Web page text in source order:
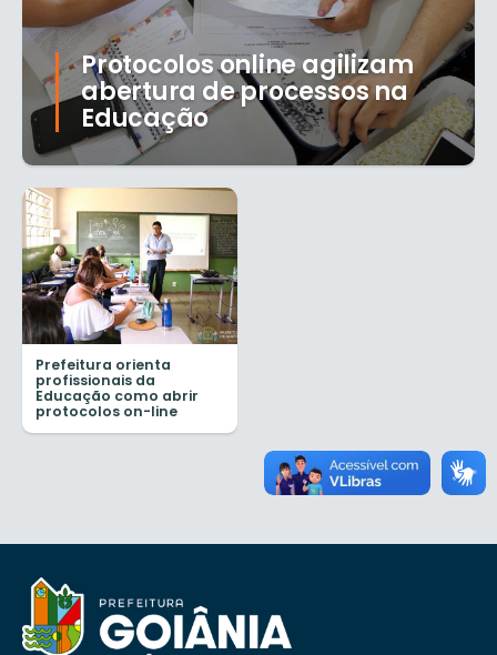
Protocolos online agilizam
abertura de processos na
Educação
Prefeitura orienta
profissionais da
Educação como abrir
protocolos on-line